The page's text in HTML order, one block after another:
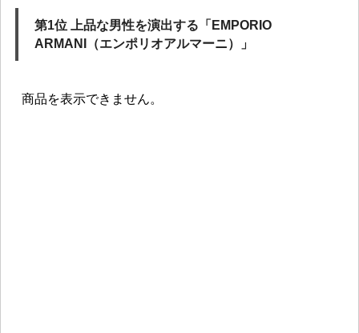
第1位 上品な男性を演出する「EMPORIO
ARMANI（エンポリオアルマーニ）」